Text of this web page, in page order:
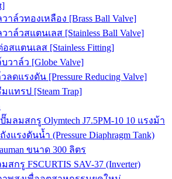
าล์วทองเหลือง [Brass Ball Valve]
าล์วสแตนเลส [Stainless Ball Valve]
สแตนเลส [Stainless Fitting]
วาล์ว [Globe Valve]
ลดแรงดัน [Pressure Reducing Valve]
แทรป [Steam Trap]
มลมสกรู Olymtech J7.5PM-10 10 แรงม้า
แรงดันน้ำ (Pressure Diaphragm Tank)
ขนาด 300 ลิตร
สกรู FSCURTIS SAV-37 (Inverter)